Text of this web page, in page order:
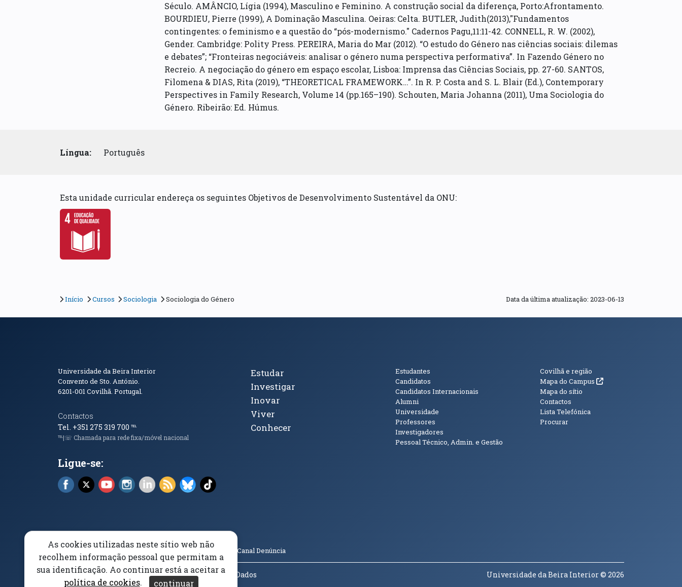
Século. AMÂNCIO, Lígia (1994), Masculino e Feminino. A construção social da diferença, Porto:Afrontamento.
BOURDIEU, Pierre (1999), A Dominação Masculina. Oeiras: Celta. BUTLER, Judith(2013),"Fundamentos
contingentes: o feminismo e a questão do “pós-modernismo." Cadernos Pagu,11:11-42. CONNELL, R. W. (2002),
Gender. Cambridge: Polity Press. PEREIRA, Maria do Mar (2012). “O estudo do Género nas ciências sociais: dilemas
e debates”; “Fronteiras negociáveis: analisar o género numa perspectiva performativa”. In Fazendo Género no
Recreio. A negociação do género em espaço escolar, Lisboa: Imprensa das Ciências Sociais, pp. 27-60. SANTOS,
Filomena & DIAS, Rita (2019), “THEORETICAL FRAMEWORK…”. In R. P. Costa and S. L. Blair (Ed.), Contemporary
Perspectives in Family Research, Volume 14 (pp.165–190). Schouten, Maria Johanna (2011), Uma Sociologia do
Género. Ribeirão: Ed. Húmus.
Língua: Português
Esta unidade curricular endereça os seguintes Objetivos de Desenvolvimento Sustentável da ONU:
Início Cursos Sociologia Sociologia do Género Data da última atualização: 2023-06-13
Informações de Contacto
Universidade da Beira Interior
Convento de Sto. António.
6201-001Covilhã. Portugal.
Contactos
Tel. +351 275 319 700 ℡
℡|☏ Chamada para rede fixa/móvel nacional
Ligue-se:
Facebook (abre em nova janela)
X (abre em nova janela)
YouTube (abre em nova janela)
Instagram (abre em nova janela)
LinkedIn (abre em nova janela)
RSS (abre em nova janela)
Bluesky (abre em nova janela)
TikTok (abre em nova janela)
Tópicos Principais
Estudar
Investigar
Inovar
Viver
Conhecer
Públicos
Estudantes
Candidatos
Candidatos Internacionais
Alumni
Universidade
Professores
Investigadores
Pessoal Técnico, Admin. e Gestão
Informações
Covilhã e região
Mapa do Campus (abre em nova janela)
Mapa do sítio
Contactos
Lista Telefónica
Procurar
(abre em nova janela)
Canal Denúncia
Acessibilidade Aviso/Privacidade Proteção de Dados Universidade da Beira Interior© 2026
As cookies utilizadas neste sítio web não
recolhem informação pessoal que permitam a
sua identificação. Ao continuar está a aceitar a
política de cookies. continuar